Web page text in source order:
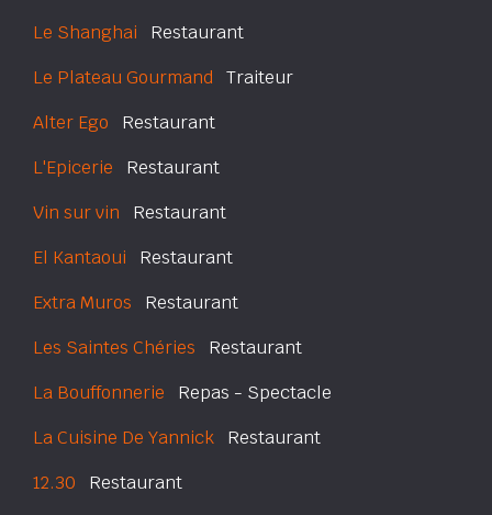
Le Shanghai Restaurant
Le Plateau Gourmand Traiteur
Alter Ego Restaurant
L'Epicerie Restaurant
Vin sur vin Restaurant
El Kantaoui Restaurant
Extra Muros Restaurant
Les Saintes Chéries Restaurant
La Bouffonnerie Repas - Spectacle
La Cuisine De Yannick Restaurant
12.30 Restaurant